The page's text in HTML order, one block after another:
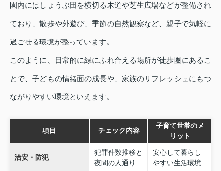
園内にはしょうぶ田を横切る木道や芝生広場などが整備され
ており、散歩や外遊び、季節の自然観察など、親子で気軽に
過ごせる環境が整っています。
このように、日常的に緑にふれ合える場所が徒歩圏にあるこ
とで、子どもの情緒面の成長や、家族のリフレッシュにもつ
ながりやすい環境といえます。
項目 チェック内容
子育て世帯のメ
リット
治安・防犯
犯罪件数推移と
夜間の人通り
安心して暮らし
やすい生活環境